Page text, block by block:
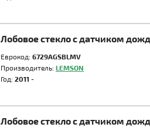
Лобовое стекло с датчиком
Еврокод: 6729AGSBLMV
Производитель: LEMSON
Год: 2011 -
Лобовое стекло с датчиком